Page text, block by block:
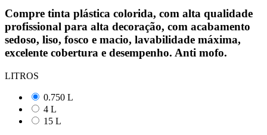
Compre tinta plástica colorida, com alta qualidade
profissional para alta decoração, com acabamento
sedoso, liso, fosco e macio, lavabilidade máxima,
excelente cobertura e desempenho. Anti mofo.
LITROS
0.750 L
4 L
15 L